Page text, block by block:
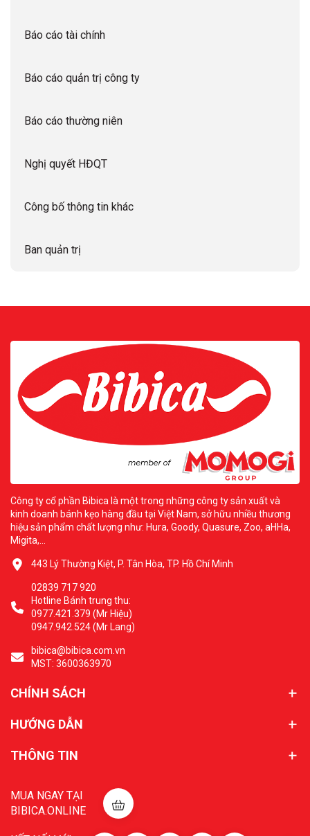
Báo cáo tài chính
Báo cáo quản trị công ty
Báo cáo thường niên
Nghị quyết HĐQT
Công bố thông tin khác
Ban quản trị
Công ty cổ phần Bibica là một trong những công ty sản xuất và
kinh doanh bánh kẹo hàng đầu tại Việt Nam, sở hữu nhiều thương
hiệu sản phẩm chất lượng như: Hura, Goody, Quasure, Zoo, aHHa,
Migita,...
443 Lý Thường Kiệt, P. Tân Hòa, TP. Hồ Chí Minh
02839 717 920
Hotline Bánh trung thu:
0977.421.379 (Mr Hiệu)
0947.942.524 (Mr Lang)
bibica@bibica.com.vn
MST: 3600363970
CHÍNH SÁCH
HƯỚNG DẪN
THÔNG TIN
MUA NGAY TẠI
BIBICA.ONLINE